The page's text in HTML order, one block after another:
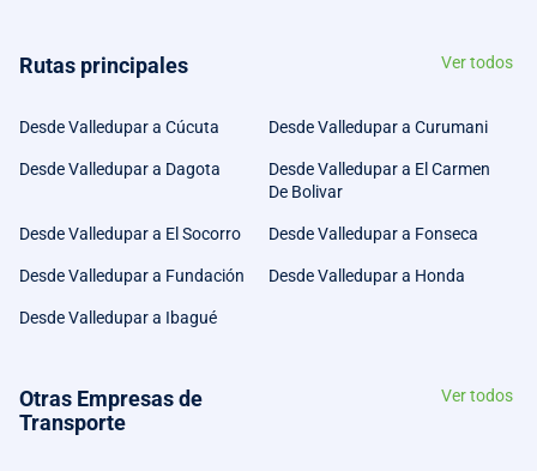
Rutas principales Ver todos
Desde Valledupar a Cúcuta Desde Valledupar a Curumani
Desde Valledupar a Dagota
Desde Valledupar a El Carmen
De Bolivar
Desde Valledupar a El Socorro Desde Valledupar a Fonseca
Desde Valledupar a Fundación Desde Valledupar a Honda
Desde Valledupar a Ibagué
Otras Empresas de
Transporte
Ver todos